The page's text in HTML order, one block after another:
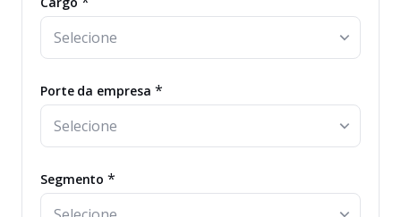
Porte da empresa *
Segmento*